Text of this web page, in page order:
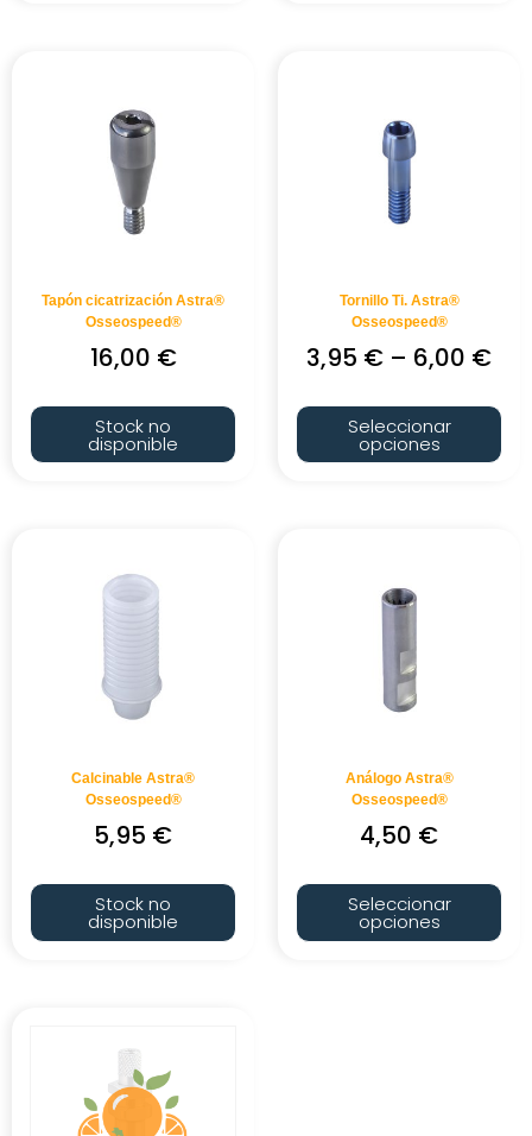
Tapón cicatrización Astra®
Osseospeed®
16,00 €
Stock no
disponible
Tornillo Ti. Astra®
Osseospeed®
3,95 € – 6,00 €
Seleccionar
opciones
Calcinable Astra®
Osseospeed®
5,95 €
Stock no
disponible
Análogo Astra®
Osseospeed®
4,50 €
Seleccionar
opciones